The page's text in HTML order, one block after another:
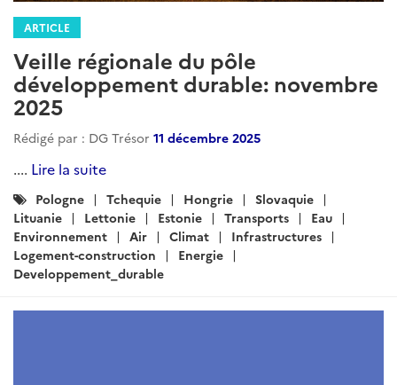
ARTICLE
Veille régionale du pôle
développement durable: novembre
2025
Rédigé par : DG Trésor 11 décembre 2025
.... Lire la suite
Catégories
:
Pologne Tchequie Hongrie
Slovaquie
Lituanie
Lettonie Estonie Transports
Eau
Environnement
Air Climat
Infrastructures
Logement-construction
Energie
Developpement_durable